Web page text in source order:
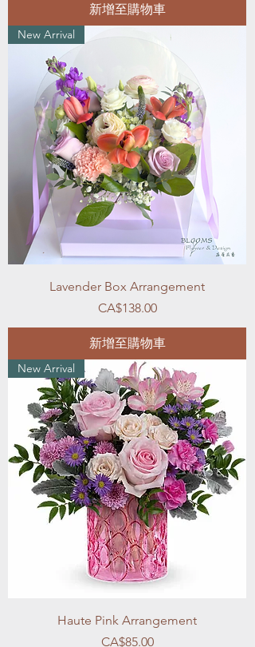
新增至購物車
New Arrival
Lavender Box Arrangement
價格
CA$138.00
新增至購物車
New Arrival
Haute Pink Arrangement
價格
CA$85.00